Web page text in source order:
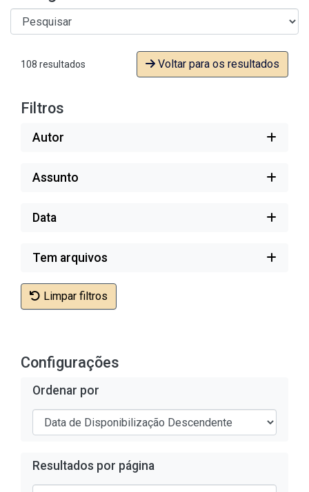
108 resultados Voltar para os resultados
Filtros
Autor
Assunto
Data
Tem arquivos
Limpar filtros
Configurações
Ordenar por
Resultados por página